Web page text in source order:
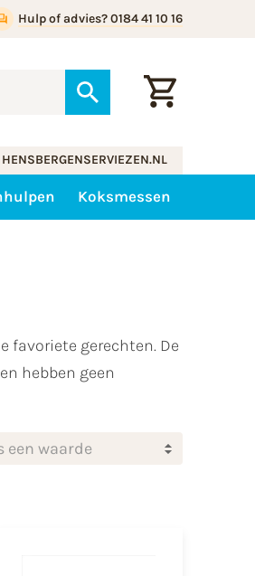
Hulp of advies? 0184 41 10 16
HENSBERGENSERVIEZEN.NL
Koksmessen
favoriete gerechten. De
hebben geen
een waarde